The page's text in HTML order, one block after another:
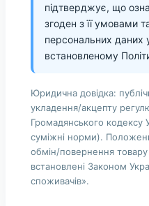
підтверджує, що
згоден з її умовами
персональних даних
встановленому
Юридична довідка:
укладення/акцепту
Громадянського кодексу
суміжні норми).
обмін/повернення товару
встановлені Законом
споживачів».